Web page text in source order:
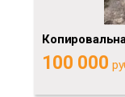
100 000